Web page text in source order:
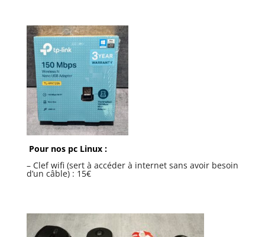
Pour nos pc Linux :
– Clef wifi (sert à accéder à internet sans avoir besoin
d’un câble) : 15€